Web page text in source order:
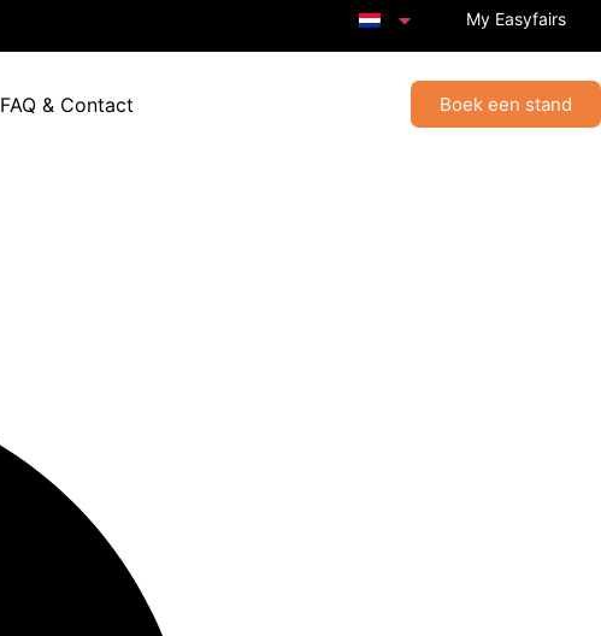
My Easyfairs
FAQ & Contact Boek een stand